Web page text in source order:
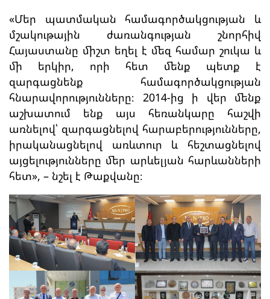
«Մեր պատմական համագործակցության և
մշակութային ժառանգության շնորհիվ
Հայաստանը միշտ եղել է մեզ համար շուկա և
մի երկիր, որի հետ մենք պետք է
զարգացնենք համագործակցության
հնարավորությունները։ 2014-ից ի վեր մենք
աշխատում ենք այս հեռանկարը հաշվի
առնելով՝ զարգացնելով հարաբերությունները,
իրականացնելով առևտուր և հեշտացնելով
այցելությունները մեր արևելյան հարևանների
հետ», – նշել է Թաքվանը։